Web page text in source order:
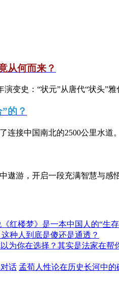
从何而来？
演变史：“状元”从唐代“状头”雅
的？
连接中国南北的2500公里水道
遨游，开启一段充满智慧与感
红楼梦》是一本中国人的“生
种人到底是傻还是通透？
为你在选择？其实是法家在帮
话 孟荀人性论在历史长河中的